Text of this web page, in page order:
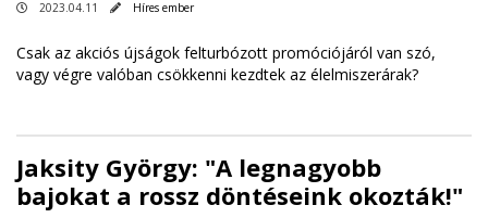
2023.04.11 Híres ember
Csak az akciós újságok felturbózott promóciójáról van szó,
vagy végre valóban csökkenni kezdtek az élelmiszerárak?
Jaksity György: "A legnagyobb
bajokat a rossz döntéseink okozták!"